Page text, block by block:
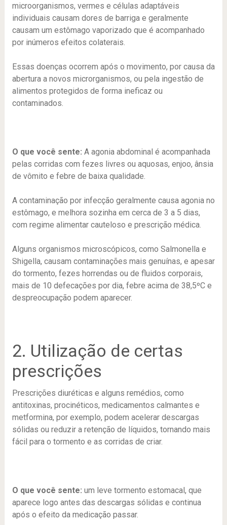
microorganismos, vermes e células adaptáveis ​​
individuais causam dores de barriga e geralmente
causam um estômago vaporizado que é acompanhado
por inúmeros efeitos colaterais.
Essas doenças ocorrem após o movimento, por causa da
abertura a novos microrganismos, ou pela ingestão de
alimentos protegidos de forma ineficaz ou
contaminados.
O que você sente: A agonia abdominal é acompanhada
pelas corridas com fezes livres ou aquosas, enjoo, ânsia
de vômito e febre de baixa qualidade.
A contaminação por infecção geralmente causa agonia no
estômago, e melhora sozinha em cerca de 3 a 5 dias,
com regime alimentar cauteloso e prescrição médica.
Alguns organismos microscópicos, como Salmonella e
Shigella, causam contaminações mais genuínas, e apesar
do tormento, fezes horrendas ou de fluidos corporais,
mais de 10 defecações por dia, febre acima de 38,5ºC e
despreocupação podem aparecer.
2. Utilização de certas
prescrições
Prescrições diuréticas e alguns remédios, como
antitoxinas, procinéticos, medicamentos calmantes e
metformina, por exemplo, podem acelerar descargas
sólidas ou reduzir a retenção de líquidos, tornando mais
fácil para o tormento e as corridas de criar.
O que você sente: um leve tormento estomacal, que
aparece logo antes das descargas sólidas e continua
após o efeito da medicação passar.